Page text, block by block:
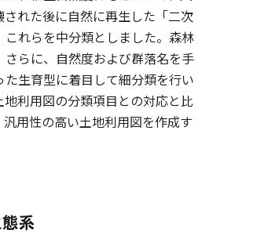
れた後に自然に再生した「二次
れらを中分類としました。森林
らに、自然度および群落名を手
生育型に着目して細分類を行い
利用図の分類項目との対応と比
用性の高い土地利用図を作成す